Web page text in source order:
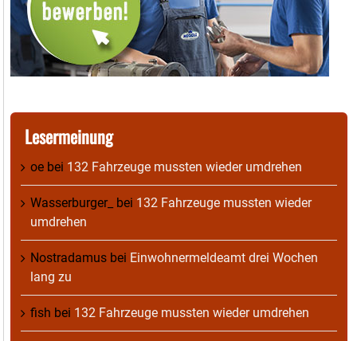
Lesermeinung
oe bei 132 Fahrzeuge mussten wieder umdrehen
Wasserburger_ bei 132 Fahrzeuge mussten wieder
umdrehen
Nostradamus bei Einwohnermeldeamt drei Wochen
lang zu
fish bei 132 Fahrzeuge mussten wieder umdrehen